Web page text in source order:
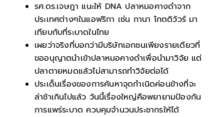
รศ.ดร.เจษฎา แนะให้ DNA ปลาหมอคางดำจาก
ประเทศต่างๆในแอฟริกา เช่น กานา โกตดิวัวร์ มา
เทียบกับที่ระบาดในไทย
เผยว่าจริงที่บอกว่ามีบริษัทเอกชนเพียงรายเดียวที่
ขออนุญาตนำเข้าปลาหมอคางดำเพื่อนำมาวิจัย แต่
ปลาตายหมดแล้วไม่สามารถทำวิจัยต่อได้
ประเด็นเรื่องของการค้นหาจุดกำเนิดค่อนข้างที่จะ
ล่าช้าเกินไปแล้ว วันนี้เรื่องใหญ่คือพยายามป้องกัน
การแพร่ระบาด ควบคุมจำนวนประชากรให้ได้